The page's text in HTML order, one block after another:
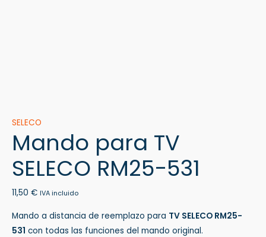
SELECO
Mando para TV
SELECO RM25-531
11,50 € IVA incluido
Mando a distancia de reemplazo para TV SELECO RM25-
531 con todas las funciones del mando original.